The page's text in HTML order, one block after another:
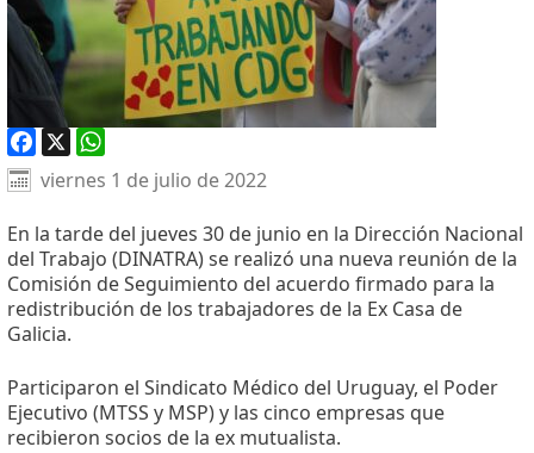
Facebook
X WhatsApp
viernes 1 de julio de 2022
En la tarde del jueves 30 de junio en la Dirección Nacional
del Trabajo (DINATRA) se realizó una nueva reunión de la
Comisión de Seguimiento del acuerdo firmado para la
redistribución de los trabajadores de la Ex Casa de
Galicia.
Participaron el Sindicato Médico del Uruguay, el Poder
Ejecutivo (MTSS y MSP) y las cinco empresas que
recibieron socios de la ex mutualista.